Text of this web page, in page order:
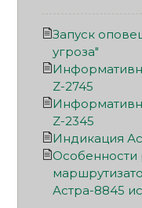
Запуск
угроза"
Z-2745
Z-2345
Индикация
Особенности
Астра-8845